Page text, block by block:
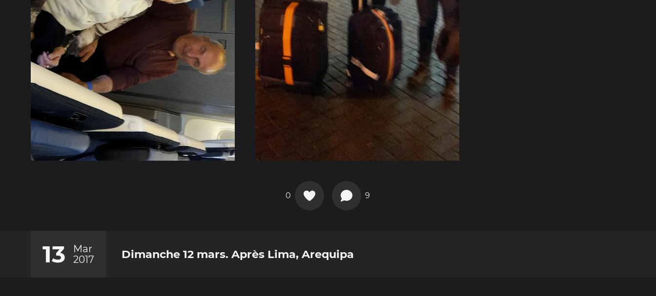
0 9
13
Mar
2017
Dimanche 12 mars. Après Lima, Arequipa